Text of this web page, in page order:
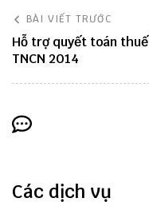
BÀI VIẾT TRƯỚC
Hỗ trợ quyết toán thuế
TNCN 2014
Các dịch vụ